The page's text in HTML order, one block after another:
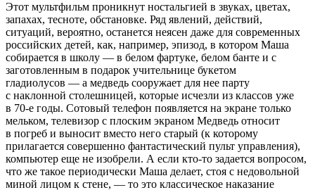
Этот мультфильм проникнут ностальгией в звуках, цветах,
запахах, тесноте, обстановке. Ряд явлений, действий,
ситуаций, вероятно, останется неясен даже для современных
российских детей, как, например, эпизод, в котором Маша
собирается в школу — в белом фартуке, белом банте и с
заготовленным в подарок учительнице букетом
гладиолусов — а медведь сооружает для нее парту
с наклонной столешницей, которые исчезли из классов уже
в 70-е годы. Сотовый телефон появляется на экране только
мельком, телевизор с плоским экраном Медведь относит
в погреб и выносит вместо него старый (к которому
прилагается совершенно фантастический пульт управления),
компьютер еще не изобрели. А если кто-то задается вопросом,
что же такое периодически Маша делает, стоя с недовольной
миной лицом к стене, — то это классическое наказание